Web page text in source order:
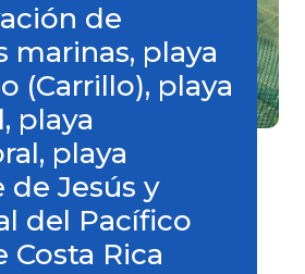
de
marinas, playa
(Carrillo), playa
playa
playa
de Jesús y
del Pacífico
Costa Rica